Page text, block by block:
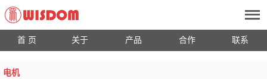
首 页 关于 产品 合作 联系
电机